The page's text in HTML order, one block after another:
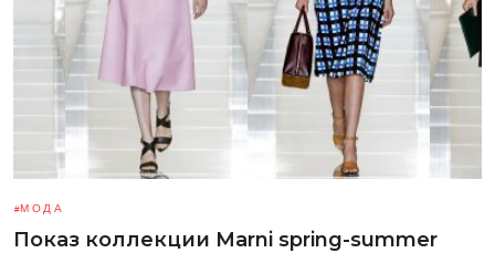
МОДА
Показ коллекции Marni spring-summer